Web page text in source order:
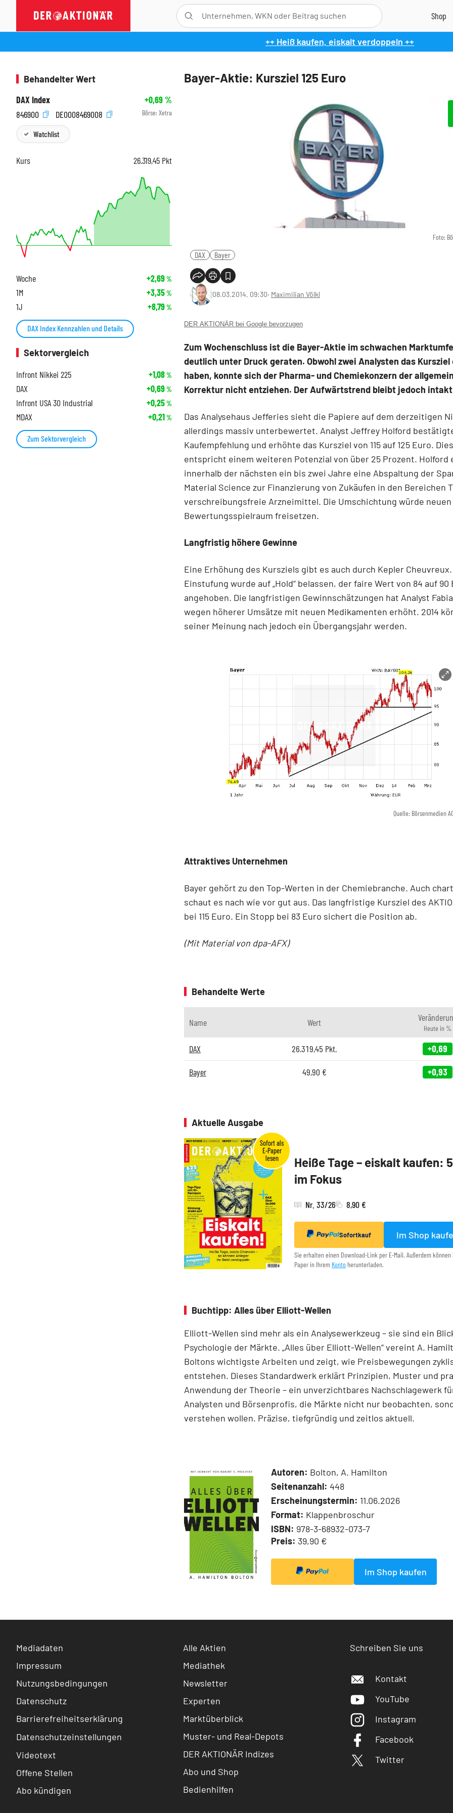
++ Heiß kaufen, eiskalt verdoppeln ++
Bayer-Aktie: Kursziel 125 Euro
Foto:
DAX Bayer
08.03.2014, 09:30‧ Maximilian Völkl
DER AKTIONÄR bei Google bevorzugen
Zum Wochenschluss ist die Bayer-Aktie im schwachen
deutlich unter Druck geraten. Obwohl zwei Analysten das
haben, konnte sich der Pharma- und Chemiekonzern der
Korrektur nicht entziehen. Der Aufwärtstrend bleibt jedoch
Das Analysehaus Jefferies sieht die Papiere auf dem derzeitigen
allerdings massiv unterbewertet. Analyst Jeffrey Holford
Kaufempfehlung und erhöhte das Kursziel von 115 auf 125 Euro. Dies
entspricht einem weiteren Potenzial von über 25 Prozent.
innerhalb der nächsten ein bis zwei Jahre eine Abspaltung der
Material Science zur Finanzierung von Zukäufen in den Bereichen
verschreibungsfreie Arzneimittel. Die Umschichtung würde neuen
Bewertungsspielraum freisetzen.
Langfristig höhere Gewinne
Eine Erhöhung des Kursziels gibt es auch durch Kepler
Einstufung wurde auf „Hold“ belassen, der faire Wert von 84 auf 90
angehoben. Die langfristigen Gewinnschätzungen hat Analyst
wegen höherer Umsätze mit neuen Medikamenten erhöht. 2014
seiner Meinung nach jedoch ein Übergangsjahr werden.
Quelle: Börsenmedien
Attraktives Unternehmen
Bayer gehört zu den Top-Werten in der Chemiebranche. Auch
schaut es nach wie vor gut aus. Das langfristige Kursziel des
bei 115 Euro. Ein Stopp bei 83 Euro sichert die Position ab.
(Mit Material von dpa-AFX)
Behandelte Werte
Name Wert
Heute in %
DAX 26.319,45 Pkt. +0,69
Bayer 49,90 € +0,93
Aktuelle Ausgabe
Heiße Tage – eiskalt kaufen:
im Fokus
Nr. 33/26 8,90 €
Sofortkauf Im Shop
Sie erhalten einen Download-Link per E-Mail. Außerdem
Paper in Ihrem Konto herunterladen.
Buchtipp: Alles über Elliott-Wellen
Elliott-Wellen sind mehr als ein Analysewerkzeug – sie sind ein
Psychologie der Märkte. „Alles über Elliott-Wellen“ vereint A.
Boltons wichtigste Arbeiten und zeigt, wie Preisbewegungen
entstehen. Dieses Standardwerk erklärt Prinzipien, Muster und
Anwendung der Theorie – ein unverzichtbares Nachschlagewerk
Analysten und Börsenprofis, die Märkte nicht nur beobachten,
verstehen wollen. Präzise, tiefgründig und zeitlos aktuell.
Autoren: Bolton, A. Hamilton
Seitenanzahl: 448
Erscheinungstermin: 11.06.2026
Format: Klappenbroschur
ISBN: 978-3-68932-073-7
Preis: 39,90 €
Im Shop kaufen
Behandelter Wert
DAX Index
+0,69%
846900
DE0008469008 Börse: Xetra
Watchlist
Kurs 26.319,45 Pkt
Woche +2,69%
1M +3,35%
1J +8,79%
DAX Index Kennzahlen und Details
Sektorvergleich
Infront Nikkei 225
+1,08%
DAX +0,69%
Infront USA 30 Industrial +0,25%
MDAX +0,21%
Zum Sektorvergleich
Mediadaten
Impressum
Nutzungsbedingungen
Datenschutz
Barrierefreiheitserklärung
Datenschutzeinstellungen
Videotext
Offene Stellen
Abo kündigen
Alle Aktien
Mediathek
Newsletter
Experten
Marktüberblick
Muster- und Real-Depots
DER AKTIONÄR Indizes
Abo und Shop
Bedienhilfen
Schreiben Sie uns
Kontakt
YouTube
Instagram
Facebook
Twitter